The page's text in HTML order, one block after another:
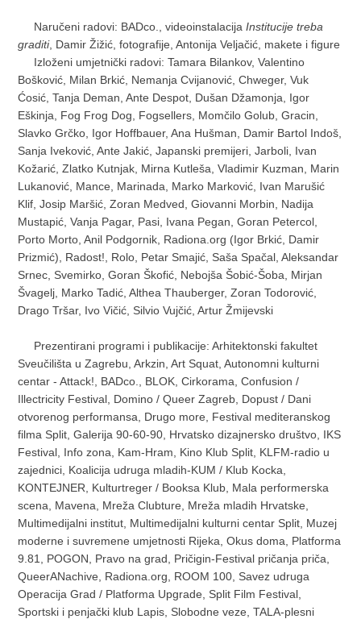
Naručeni radovi: BADco., videoinstalacijaInstitucije treba
graditi, Damir Žižić, fotografije, Antonija Veljačić, makete i figure
Izloženi umjetnički radovi: Tamara Bilankov, Valentino
Bošković, Milan Brkić, Nemanja Cvijanović, Chweger, Vuk
Ćosić, Tanja Deman, Ante Despot, Dušan Džamonja, Igor
Eškinja, Fog Frog Dog, Fogsellers, Momčilo Golub, Gracin,
Slavko Grčko, Igor Hoffbauer, Ana Hušman, Damir Bartol Indoš,
Sanja Iveković, Ante Jakić, Japanski premijeri, Jarboli, Ivan
Kožarić, Zlatko Kutnjak, Mirna Kutleša, Vladimir Kuzman, Marin
Lukanović, Mance, Marinada, Marko Marković, Ivan Marušić
Klif, Josip Maršić, Zoran Medved, Giovanni Morbin, Nadija
Mustapić, Vanja Pagar, Pasi, Ivana Pegan, Goran Petercol,
Porto Morto, Anil Podgornik, Radiona.org (Igor Brkić, Damir
Prizmić), Radost!, Rolo, Petar Smajić, Saša Spačal, Aleksandar
Srnec, Svemirko, Goran Škofić, Nebojša Šobić-Šoba, Mirjan
Švagelj, Marko Tadić, Althea Thauberger, Zoran Todorović,
Drago Tršar, Ivo Vičić, Silvio Vujčić, Artur Žmijevski
Prezentirani programi i publikacije: Arhitektonski fakultet
Sveučilišta u Zagrebu, Arkzin, Art Squat, Autonomni kulturni
centar - Attack!, BADco., BLOK, Cirkorama, Confusion /
Illectricity Festival, Domino / Queer Zagreb, Dopust / Dani
otvorenog performansa, Drugo more, Festival mediteranskog
filma Split, Galerija 90-60-90, Hrvatsko dizajnersko društvo, IKS
Festival, Info zona, Kam-Hram, Kino Klub Split, KLFM-radio u
zajednici, Koalicija udruga mladih-KUM / Klub Kocka,
KONTEJNER, Kulturtreger / Booksa Klub, Mala performerska
scena, Mavena, Mreža Clubture, Mreža mladih Hrvatske,
Multimedijalni institut, Multimedijalni kulturni centar Split, Muzej
moderne i suvremene umjetnosti Rijeka, Okus doma, Platforma
9.81, POGON, Pravo na grad, Pričigin-Festival pričanja priča,
QueerANachive, Radiona.org, ROOM 100, Savez udruga
Operacija Grad / Platforma Upgrade, Split Film Festival,
Sportski i penjački klub Lapis, Slobodne veze, TALA-plesni